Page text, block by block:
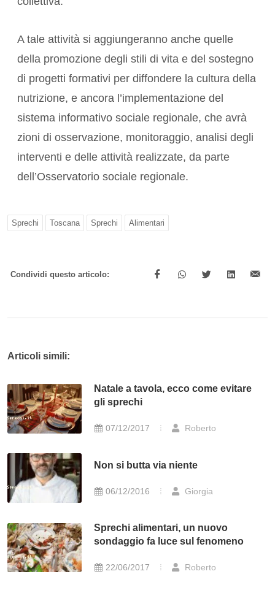
A tale attività si aggiungeranno anche quelle
della promozione degli stili di vita e del sostegno
di progetti formativi per diffondere la cultura della
nutrizione, e ancora l’implementazione del
sistema informativo sociale regionale, che avrà
zioni di osservazione, monitoraggio, analisi degli
interventi e delle attività realizzate, da parte
dell’Osservatorio sociale regionale.
Sprechi Toscana Sprechi Alimentari
Condividi questo articolo:
Articoli simili:
Natale a tavola, ecco come evitare
gli sprechi
07/12/2017 Roberto
Non si butta via niente
06/12/2016 Giorgia
Sprechi alimentari, un nuovo
sondaggio fa luce sul fenomeno
22/06/2017 Roberto